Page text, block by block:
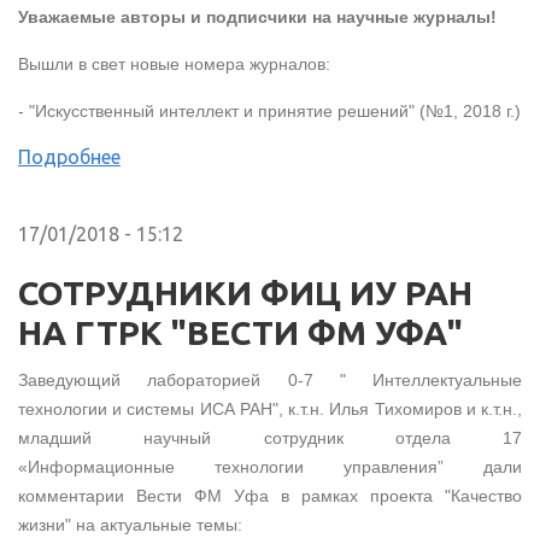
Уважаемые авторы и подписчики на научные журналы!
Вышли в свет новые номера журналов:
- "Искусственный интеллект и принятие решений" (№1, 2018 г.)
Подробнее
17/01/2018 - 15:12
СОТРУДНИКИ ФИЦ ИУ РАН
НА ГТРК "ВЕСТИ ФМ УФА"
Заведующий лабораторией 0-7 " Интеллектуальные
технологии и системы ИСА РАН", к.т.н. Илья Тихомиров и к.т.н.,
младший научный сотрудник отдела 17
«Информационные технологии управления” дали
комментарии Вести ФМ Уфа в рамках проекта "Качество
жизни" на актуальные темы: